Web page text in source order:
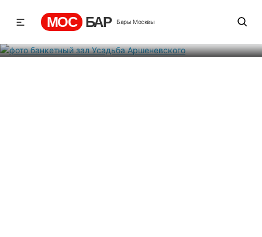
МОС БАР Бары Москвы
Усадьба Аршеневского